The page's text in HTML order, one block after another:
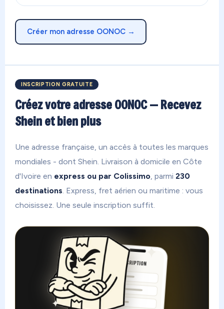
Créer mon adresse OONOC →
INSCRIPTION GRATUITE
Créez votre adresse OONOC — Recevez
Shein et bien plus
Une adresse française, un accès à toutes les marques
mondiales - dont Shein. Livraison à domicile en Côte
d'Ivoire en express ou par Colissimo , parmi 230
destinations . Express, fret aérien ou maritime : vous
choisissez. Une seule inscription suffit.
INSCRIPTION